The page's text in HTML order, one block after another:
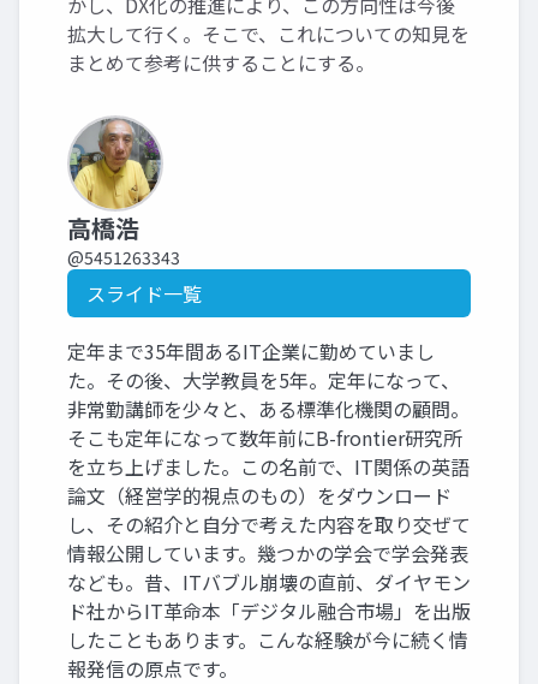
拡大して行く。そこで、これについての知見を
まとめて参考に供することにする。
高橋浩
@5451263343
スライド一覧
定年まで35年間あるIT企業に勤めていまし
た。その後、大学教員を5年。定年になって、
非常勤講師を少々と、ある標準化機関の顧問。
そこも定年になって数年前にB-frontier研究所
を立ち上げました。この名前で、IT関係の英語
論文（経営学的視点のもの）をダウンロード
し、その紹介と自分で考えた内容を取り交ぜて
情報公開しています。幾つかの学会で学会発表
なども。昔、ITバブル崩壊の直前、ダイヤモン
ド社からIT革命本「デジタル融合市場」を出版
したこともあります。こんな経験が今に続く情
報発信の原点です。